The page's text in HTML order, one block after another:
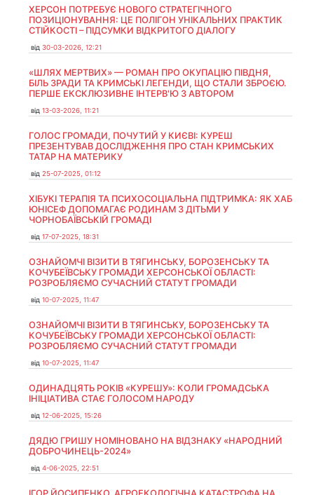
ХЕРСОН ПОТРЕБУЄ НОВОГО СТРАТЕГІЧНОГО
ПОЗИЦІОНУВАННЯ: ЦЕ ПОЛІГОН УНІКАЛЬНИХ ПРАКТИК
СТІЙКОСТІ – ПІДСУМКИ ВІДКРИТОГО ДІАЛОГУ
від 30-03-2026, 12:21
«ШЛЯХ МЕРТВИХ» — РОМАН ПРО ОКУПАЦІЮ ПІВДНЯ,
БІЛЬ ЗРАДИ ТА КРИМСЬКІ ЛЕГЕНДИ, ЩО СТАЛИ ЗБРОЄЮ.
ПЕРШЕ ЕКСКЛЮЗИВНЕ ІНТЕРВ'Ю З АВТОРОМ
від 13-03-2026, 11:21
ГОЛОС ГРОМАДИ, ПОЧУТИЙ У КИЄВІ: КУРЕШ
ПРЕЗЕНТУВАВ ДОСЛІДЖЕННЯ ПРО СТАН КРИМСЬКИХ
ТАТАР НА МАТЕРИКУ
від 25-07-2025, 01:12
ХІБУКІ ТЕРАПІЯ ТА ПСИХОСОЦІАЛЬНА ПІДТРИМКА: ЯК ХАБ
ЮНІСЕФ ДОПОМАГАЄ РОДИНАМ З ДІТЬМИ У
ЧОРНОБАЇВСЬКІЙ ГРОМАДІ
від 17-07-2025, 18:31
ОЗНАЙОМЧІ ВІЗИТИ В ТЯГИНСЬКУ, БОРОЗЕНСЬКУ ТА
КОЧУБЕЇВСЬКУ ГРОМАДИ ХЕРСОНСЬКОЇ ОБЛАСТІ:
РОЗРОБЛЯЄМО СУЧАСНИЙ СТАТУТ ГРОМАДИ
від 10-07-2025, 11:47
ОЗНАЙОМЧІ ВІЗИТИ В ТЯГИНСЬКУ, БОРОЗЕНСЬКУ ТА
КОЧУБЕЇВСЬКУ ГРОМАДИ ХЕРСОНСЬКОЇ ОБЛАСТІ:
РОЗРОБЛЯЄМО СУЧАСНИЙ СТАТУТ ГРОМАДИ
від 10-07-2025, 11:47
ОДИНАДЦЯТЬ РОКІВ «КУРЕШУ»: КОЛИ ГРОМАДСЬКА
ІНІЦІАТИВА СТАЄ ГОЛОСОМ НАРОДУ
від 12-06-2025, 15:26
ДЯДЮ ГРИШУ НОМІНОВАНО НА ВІДЗНАКУ «НАРОДНИЙ
ДОБРОЧИНЕЦЬ-2024»
від 4-06-2025, 22:51